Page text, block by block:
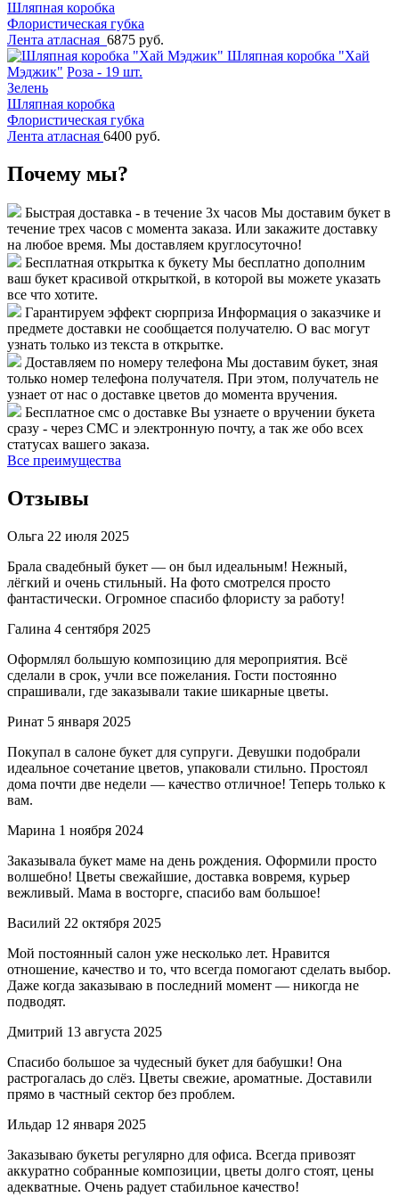
Шляпная коробка
Флористическая губка
Лента атласная 6875 руб.
Шляпная коробка "Хай
Мэджик" Роза - 19 шт.
Зелень
Шляпная коробка
Флористическая губка
Лента атласная 6400 руб.
Почему мы?
Быстрая доставка - в течение 3х часов Мы доставим букет в
течение трех часов с момента заказа. Или закажите доставку
на любое время. Мы доставляем круглосуточно!
Бесплатная открытка к букету Мы бесплатно дополним
ваш букет красивой открыткой, в которой вы можете указать
все что хотите.
Гарантируем эффект сюрприза Информация о заказчике и
предмете доставки не сообщается получателю. О вас могут
узнать только из текста в открытке.
Доставляем по номеру телефона Мы доставим букет, зная
только номер телефона получателя. При этом, получатель не
узнает от нас о доставке цветов до момента вручения.
Бесплатное смс о доставке Вы узнаете о вручении букета
сразу - через СМС и электронную почту, а так же обо всех
статусах вашего заказа.
Все преимущества
Отзывы
Ольга 22 июля 2025
Брала свадебный букет — он был идеальным! Нежный,
лёгкий и очень стильный. На фото смотрелся просто
фантастически. Огромное спасибо флористу за работу!
Галина 4 сентября 2025
Оформлял большую композицию для мероприятия. Всё
сделали в срок, учли все пожелания. Гости постоянно
спрашивали, где заказывали такие шикарные цветы.
Ринат 5 января 2025
Покупал в салоне букет для супруги. Девушки подобрали
идеальное сочетание цветов, упаковали стильно. Простоял
дома почти две недели — качество отличное! Теперь только к
вам.
Марина 1 ноября 2024
Заказывала букет маме на день рождения. Оформили просто
волшебно! Цветы свежайшие, доставка вовремя, курьер
вежливый. Мама в восторге, спасибо вам большое!
Василий 22 октября 2025
Мой постоянный салон уже несколько лет. Нравится
отношение, качество и то, что всегда помогают сделать выбор.
Даже когда заказываю в последний момент — никогда не
подводят.
Дмитрий 13 августа 2025
Спасибо большое за чудесный букет для бабушки! Она
растрогалась до слёз. Цветы свежие, ароматные. Доставили
прямо в частный сектор без проблем.
Ильдар 12 января 2025
Заказываю букеты регулярно для офиса. Всегда привозят
аккуратно собранные композиции, цветы долго стоят, цены
адекватные. Очень радует стабильное качество!